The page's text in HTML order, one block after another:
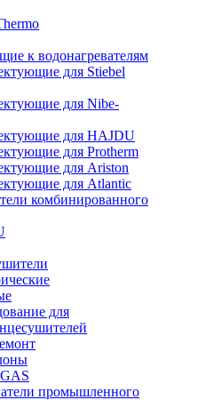
к водонагревателям
для Stiebel
для Nibe-
для HAJDU
для Protherm
для Ariston
для Atlantic
комбинированного
для
промышленного